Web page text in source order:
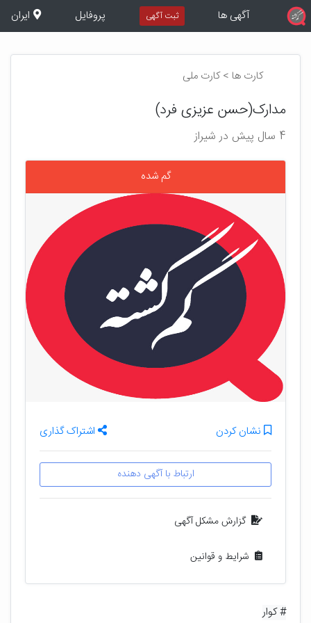
آگهی ها ثبت آگهی پروفایل ایران
کارت ها > کارت ملی
مدارک(حسن عزیزی فرد)
4 سال پیش در شیراز
گم شده
نشان کردن اشتراک گذاری
ارتباط با آگهی دهنده
گزارش مشکل آگهی
شرایط و قوانین
# کوار